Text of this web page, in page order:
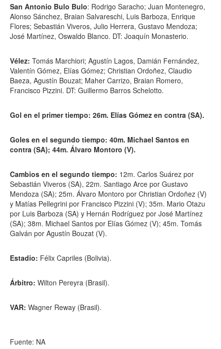
San Antonio Bulo Bulo: Rodrigo Saracho; Juan Montenegro,
Alonso Sánchez, Braian Salvareschi, Luis Barboza, Enrique
Flores; Sebastián Viveros, Julio Herrera, Gustavo Mendoza;
José Martínez, Oswaldo Blanco. DT: Joaquín Monasterio.
Vélez: Tomás Marchiori; Agustín Lagos, Damián Fernández,
Valentín Gómez, Elías Gómez; Christian Ordoñez, Claudio
Baeza, Agustín Bouzat; Maher Carrizo, Braian Romero,
Francisco Pizzini. DT: Guillermo Barros Schelotto.
Gol en el primer tiempo: 26m. Elías Gómez en contra (SA).
Goles en el segundo tiempo: 40m. Michael Santos en
contra (SA); 44m. Álvaro Montoro (V).
Cambios en el segundo tiempo: 12m. Carlos Suárez por
Sebastián Viveros (SA), 22m. Santiago Arce por Gustavo
Mendoza (SA); 25m. Álvaro Montoro por Christian Ordoñez (V)
y Matías Pellegrini por Francisco Pizzini (V); 35m. Mario Otazu
por Luis Barboza (SA) y Hernán Rodríguez por José Martínez
(SA); 38m. Michael Santos por Elías Gómez (V); 45m. Tomás
Galván por Agustín Bouzat (V).
Estadio: Félix Capriles (Bolivia).
Árbitro: Wilton Pereyra (Brasil).
VAR: Wagner Reway (Brasil).
Fuente: NA